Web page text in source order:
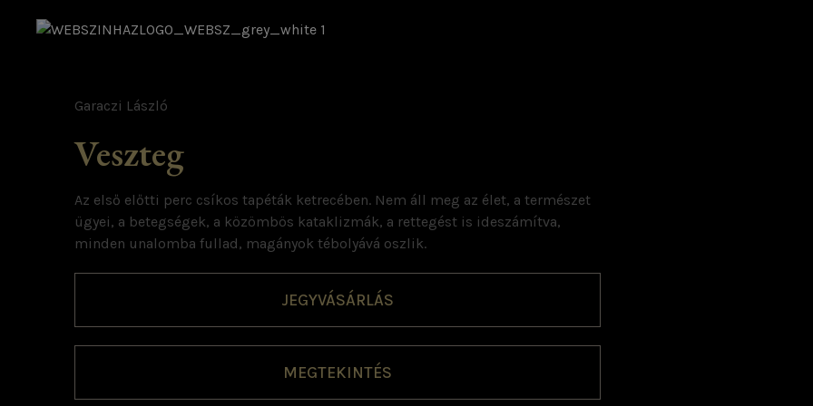
Garaczi László
Veszteg
Az első előtti perc csíkos tapéták ketrecében. Nem áll meg az élet, a természet
ügyei, a betegségek, a közömbös kataklizmák, a rettegést is ideszámítva,
minden unalomba fullad, magányok tébolyává oszlik.
JEGYVÁSÁRLÁS
MEGTEKINTÉS